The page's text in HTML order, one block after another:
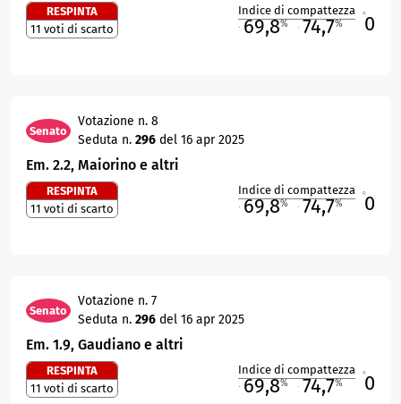
RESPINTA
11 voti di scarto
Indice di compattezza
69,8% 74,7% 0
Senato
Votazione n. 8
Seduta n. 296 del 16 apr 2025
Em. 2.2, Maiorino e altri
RESPINTA
11 voti di scarto
Indice di compattezza
69,8% 74,7% 0
Senato
Votazione n. 7
Seduta n. 296 del 16 apr 2025
Em. 1.9, Gaudiano e altri
RESPINTA
11 voti di scarto
Indice di compattezza
69,8% 74,7% 0